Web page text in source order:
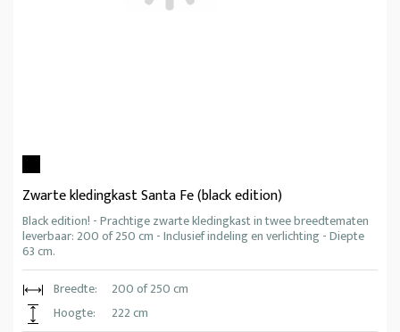
Zwarte kledingkast Santa Fe (black edition)
Black edition! - Prachtige zwarte kledingkast in twee breedtematen
leverbaar: 200 of 250 cm - Inclusief indeling en verlichting - Diepte
63 cm.
Breedte:
200 of 250 cm
Hoogte:
222 cm